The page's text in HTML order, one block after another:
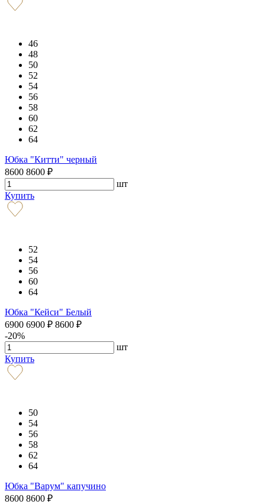
46
48
50
52
54
56
58
60
62
64
Юбка "Китти" черный
8600 8600 ₽
шт
Купить
52
54
56
60
64
Юбка "Кейси" Белый
6900 6900 ₽ 8600 ₽
-20%
шт
Купить
50
54
56
58
62
64
Юбка "Варум" капучино
8600 8600 ₽